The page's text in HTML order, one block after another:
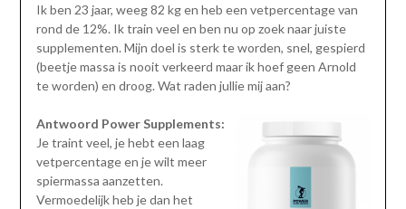
Ik ben 23 jaar, weeg 82 kg en heb een vetpercentage van
rond de 12%. Ik train veel en ben nu op zoek naar juiste
supplementen. Mijn doel is sterk te worden, snel, gespierd
(beetje massa is nooit verkeerd maar ik hoef geen Arnold
te worden) en droog. Wat raden jullie mij aan?
Antwoord Power Supplements:
Je traint veel, je hebt een laag
vetpercentage en je wilt meer
spiermassa aanzetten.
Vermoedelijk heb je dan het